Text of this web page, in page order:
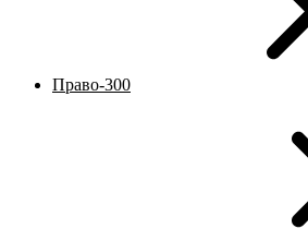
Право-300